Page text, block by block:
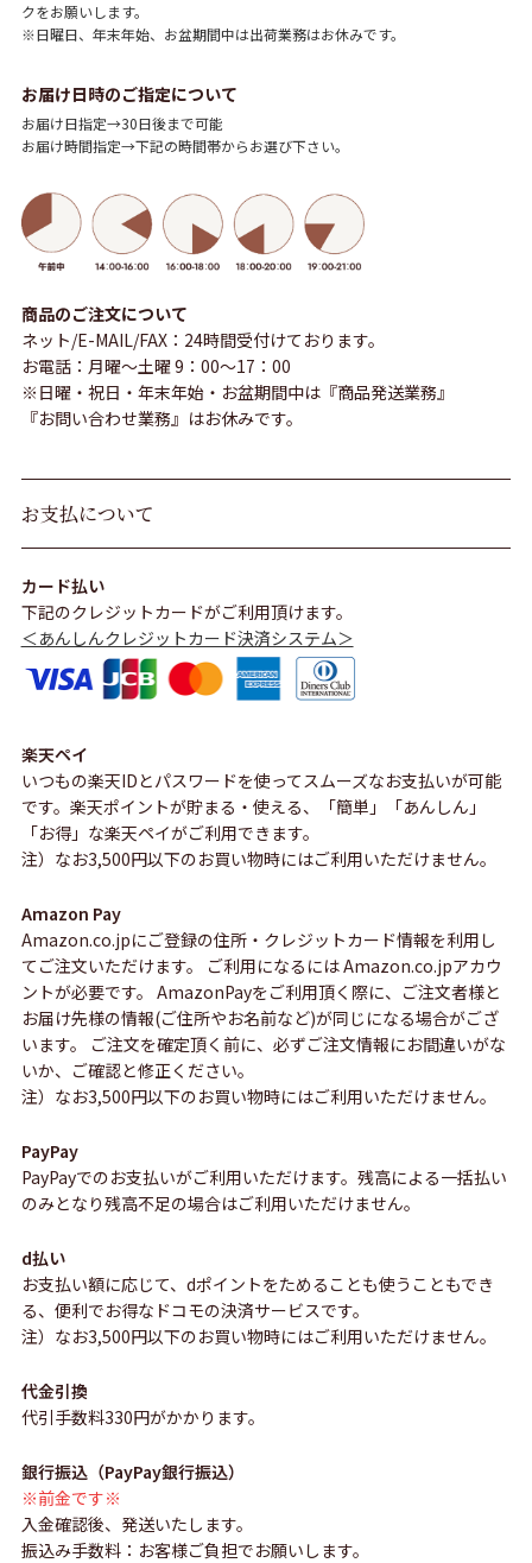
クをお願いします。
※日曜日、年末年始、お盆期間中は出荷業務はお休みです。
お届け日時のご指定について
お届け日指定→30日後まで可能
お届け時間指定→下記の時間帯からお選び下さい。
商品のご注文について
ネット/E-MAIL/FAX：24時間受付けております。
お電話：月曜～土曜 9：00～17：00
※日曜・祝日・年末年始・お盆期間中は『商品発送業務』
『お問い合わせ業務』はお休みです。
お支払について
カード払い
下記のクレジットカードがご利用頂けます。
＜あんしんクレジットカード決済システム＞
楽天ペイ
いつもの楽天IDとパスワードを使ってスムーズなお支払いが可能
です。楽天ポイントが貯まる・使える、「簡単」「あんしん」
「お得」な楽天ペイがご利用できます。
注）なお3,500円以下のお買い物時にはご利用いただけません。
Amazon Pay
Amazon.co.jpにご登録の住所・クレジットカード情報を利用し
てご注文いただけます。 ご利用になるには Amazon.co.jpアカウ
ントが必要です。 AmazonPayをご利用頂く際に、ご注文者様と
お届け先様の情報(ご住所やお名前など)が同じになる場合がござ
います。 ご注文を確定頂く前に、必ずご注文情報にお間違いがな
いか、ご確認と修正ください。
注）なお3,500円以下のお買い物時にはご利用いただけません。
PayPay
PayPayでのお支払いがご利用いただけます。残高による一括払い
のみとなり残高不足の場合はご利用いただけません。
d払い
お支払い額に応じて、dポイントをためることも使うこともでき
る、便利でお得なドコモの決済サービスです。
注）なお3,500円以下のお買い物時にはご利用いただけません。
代金引換
代引手数料330円がかかります。
銀行振込（PayPay銀行振込）
※前金です※
入金確認後、発送いたします。
振込み手数料：お客様ご負担でお願いします。